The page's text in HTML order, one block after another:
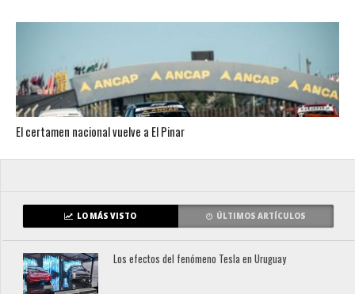
El certamen nacional vuelve a El Pinar
LO MÁS VISTO ÚLTIMOS ARTÍCULOS
Los efectos del fenómeno Tesla en Uruguay